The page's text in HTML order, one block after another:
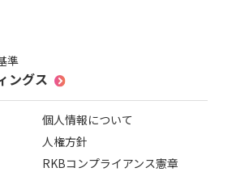
準
ングス
個人情報について
人権方針
RKBコンプライアンス憲章